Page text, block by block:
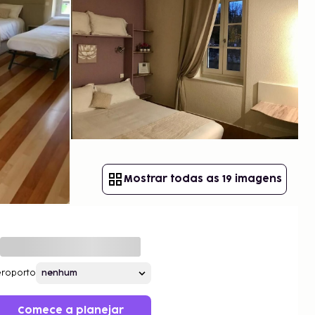
Mostrar todas as 19 imagens
Comece a planejar